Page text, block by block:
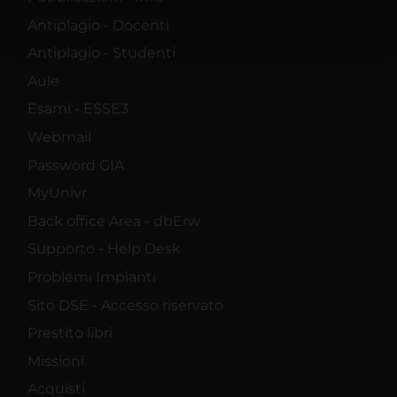
qualche metro,
dispositivo, scansionandolo
attivamente alla ricerca di
(impronte digitali).
Approfondisci come vengono
elaborati i tuoi dati personali e
sezione dettagli
o ritirare il tuo consenso in
Antiplagio - Docenti
Antiplagio - Studenti
Aule
Esami - ESSE3
Webmail
Password GIA
MyUnivr
Back office Area - dbErw
Supporto - Help Desk
Problemi Impianti
Sito DSE - Accesso riservato
Prestito libri
Missioni
Acquisti